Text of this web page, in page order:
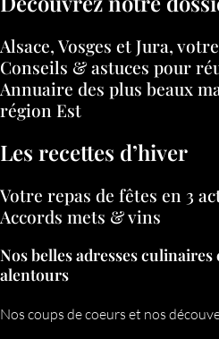
Alsace, Vosges et Jura,
Conseils & astuces pour
Annuaire des plus beaux
région Est
Les recettes d’hiver
Votre repas de fêtes en 3
Accords mets & vins
Nos belles adresses
alentours
Nos coups de coeurs et nos